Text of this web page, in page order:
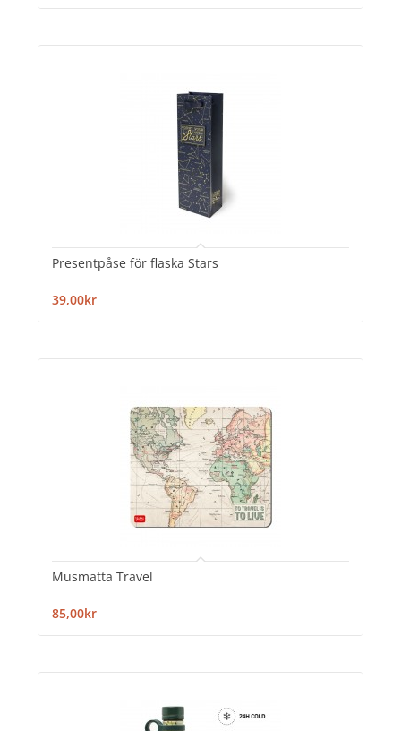
Presentpåse för flaska Stars
39,00kr
Musmatta Travel
85,00kr